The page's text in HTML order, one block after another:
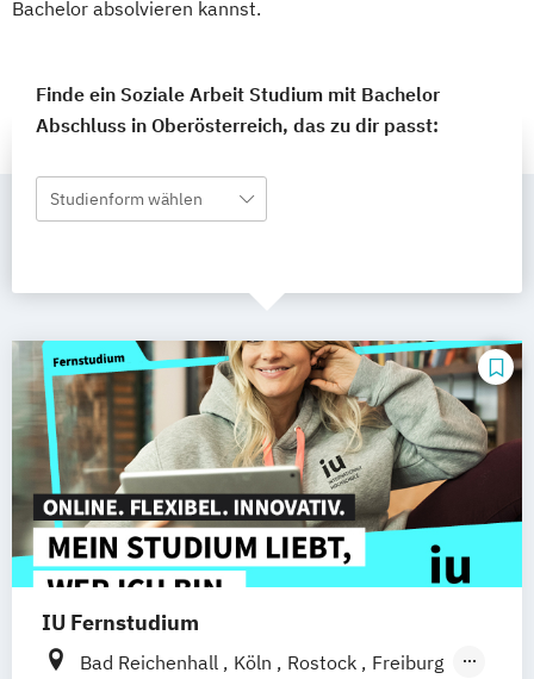
Bachelor absolvieren kannst.
Finde ein Soziale Arbeit Studium mit Bachelor
Abschluss in Oberösterreich, das zu dir passt:
Studienform wählen
IU Fernstudium
Bad Reichenhall Köln Rostock
Freiburg